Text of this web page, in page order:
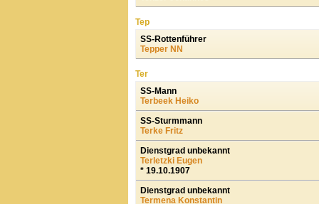
Tep
SS-Rottenführer
Tepper NN
Ter
SS-Mann
Terbeek Heiko
SS-Sturmmann
Terke Fritz
Dienstgrad unbekannt
Terletzki Eugen
* 19.10.1907
Dienstgrad unbekannt
Termena Konstantin